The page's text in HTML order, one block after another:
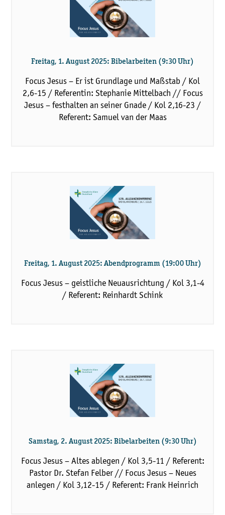
Freitag, 1. August 2025: Bibelarbeiten (9:30 Uhr)
Focus Jesus – Er ist Grundlage und Maßstab / Kol
2,6-15 / Referentin: Stephanie Mittelbach // Focus
Jesus – festhalten an seiner Gnade / Kol 2,16-23 /
Referent: Samuel van der Maas
Freitag, 1. August 2025: Abendprogramm (19:00 Uhr)
Focus Jesus – geistliche Neuausrichtung / Kol 3,1-4
/ Referent: Reinhardt Schink
Samstag, 2. August 2025: Bibelarbeiten (9:30 Uhr)
Focus Jesus – Altes ablegen / Kol 3,5-11 / Referent:
Pastor Dr. Stefan Felber // Focus Jesus – Neues
anlegen / Kol 3,12-15 / Referent: Frank Heinrich